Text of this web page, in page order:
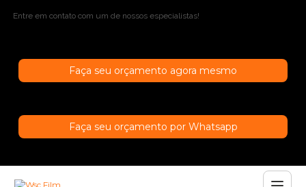
Entre em contato com um de nossos especialistas!
Faça seu orçamento agora mesmo
Faça seu orçamento por Whatsapp